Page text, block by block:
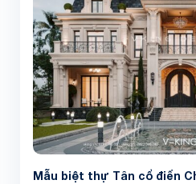
Mẫu biệt thự Tân cổ điển